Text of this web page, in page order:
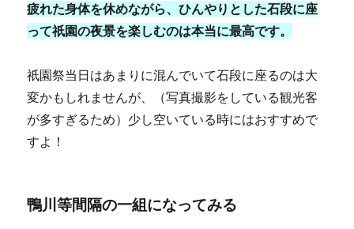
疲れた身体を休めながら、ひんやりとした石段に座
って祇園の夜景を楽しむのは本当に最高です。
祇園祭当日はあまりに混んでいて石段に座るのは大
変かもしれませんが、（写真撮影をしている観光客
が多すぎるため）少し空いている時にはおすすめで
すよ！
鴨川等間隔の一組になってみる